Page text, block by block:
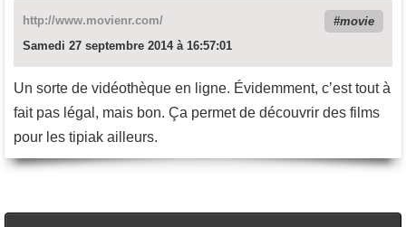
http://www.movienr.com/
movie
Samedi 27 septembre 2014 à 16:57:01
Un sorte de vidéothèque en ligne. Évidemment, c’est tout à
fait pas légal, mais bon. Ça permet de découvrir des films
pour les tipiak ailleurs.